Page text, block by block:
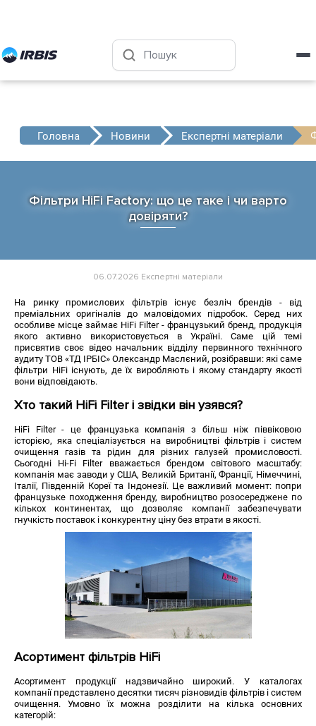
Головна Новини Експертні матеріали
Фільтри HiFi Factory: що це таке і чи варто
довіряти?
06.07.2026 Експертні матеріали
На ринку промислових фільтрів існує безліч брендів - від
преміальних оригіналів до маловідомих підробок. Серед них
особливе місце займає HiFi Filter - французький бренд, продукція
якого активно використовується в Україні. Саме цій темі
присвятив своє відео начальник відділу первинного технічного
аудиту ТОВ «ТД ІРБІС» Олександр Маслєний, розібравши: які саме
фільтри HiFi існують, де їх виробляють і якому стандарту якості
вони відповідають.
Хто такий HiFi Filter і звідки він узявся?
HiFi Filter - це французька компанія з більш ніж піввіковою
історією, яка спеціалізується на виробництві фільтрів і систем
очищення газів та рідин для різних галузей промисловості.
Сьогодні Hi-Fi Filter вважається брендом світового масштабу:
компанія має заводи у США, Великій Британії, Франції, Німеччині,
Італії, Південній Кореї та Індонезії. Це важливий момент: попри
французьке походження бренду, виробництво розосереджене по
кількох континентах, що дозволяє компанії забезпечувати
гнучкість поставок і конкурентну ціну без втрати в якості.
Асортимент фільтрів HiFi
Асортимент продукції надзвичайно широкий. У каталогах
компанії представлено десятки тисяч різновидів фільтрів і систем
очищення. Умовно їх можна розділити на кілька основних
категорій: